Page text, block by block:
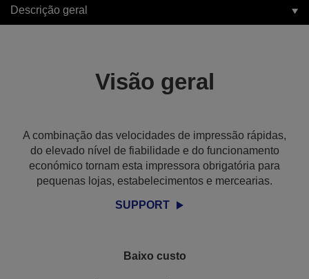
Descrição geral
Visão geral
A combinação das velocidades de impressão rápidas,
do elevado nível de fiabilidade e do funcionamento
económico tornam esta impressora obrigatória para
pequenas lojas, estabelecimentos e mercearias.
SUPPORT
Baixo custo